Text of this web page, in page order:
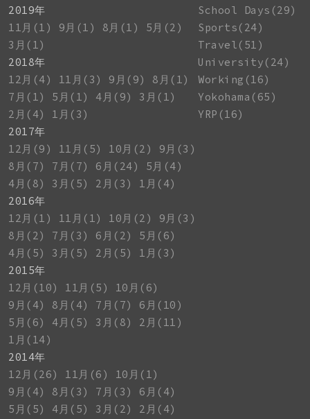
2019年
11月(1)
9月(1) 8月(1)
5月(2)
3月(1)
2018年
12月(4)
11月(3) 9月(9)
8月(1)
7月(1)
5月(1) 4月(9)
3月(1)
2月(4)
1月(3)
2017年
12月(9)
11月(5) 10月(2)
9月(3)
8月(7)
7月(7) 6月(24)
5月(4)
4月(8)
3月(5) 2月(3)
1月(4)
2016年
12月(1)
11月(1) 10月(2)
9月(3)
8月(2)
7月(3) 6月(2)
5月(6)
4月(5)
3月(5) 2月(5)
1月(3)
2015年
12月(10)
11月(5)
10月(6)
9月(4)
8月(4) 7月(7)
6月(10)
5月(6)
4月(5) 3月(8)
2月(11)
1月(14)
2014年
12月(26)
11月(6)
10月(1)
9月(4)
8月(3) 7月(3)
6月(4)
5月(5)
4月(5) 3月(2)
2月(4)
School Days(29)
Sports(24)
Travel(51)
University(24)
Working(16)
Yokohama(65)
YRP(16)